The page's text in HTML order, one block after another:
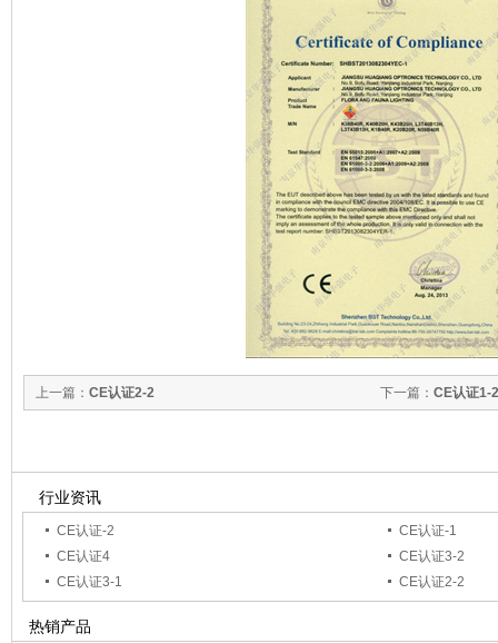
上一篇： CE认证2-2 下一篇： CE认证1-2
行业资讯
CE认证-2
CE认证-1
CE认证4
CE认证3-2
CE认证3-1
CE认证2-2
热销产品